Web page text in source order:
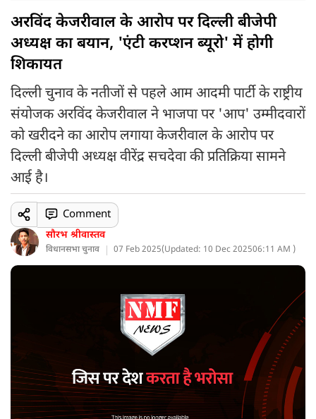
अरविंद केजरीवाल के आरोप पर दिल्ली बीजेपी
अध्यक्ष का बयान, 'एंटी करप्शन ब्यूरो' में होगी
शिकायत
दिल्ली चुनाव के नतीजों से पहले आम आदमी पार्टी के राष्ट्रीय
संयोजक अरविंद केजरीवाल ने भाजपा पर 'आप' उम्मीदवारों
को खरीदने का आरोप लगाया केजरीवाल के आरोप पर
दिल्ली बीजेपी अध्यक्ष वीरेंद्र सचदेवा की प्रतिक्रिया सामने
आई है।
सौरभ श्रीवास्तव
विधानसभा चुनाव 07 Feb 2025(Updated: 10 Dec 202506:11 AM )
Comment